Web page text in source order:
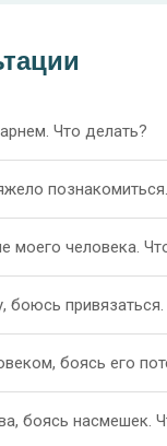
Что делать?
моего человека.
боясь его
боясь насмешек.